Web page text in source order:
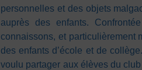
personnelles et des objets
auprès des enfants.
connaissons, et particulièrement
des enfants d’école et de
voulu partager aux élèves du